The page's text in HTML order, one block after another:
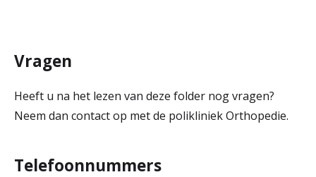
Vragen
Heeft u na het lezen van deze folder nog vragen?
Neem dan contact op met de polikliniek Orthopedie.
Telefoonnummers